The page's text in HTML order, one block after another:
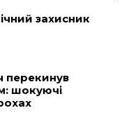
t
A
захисник
перекинув
шокуючі